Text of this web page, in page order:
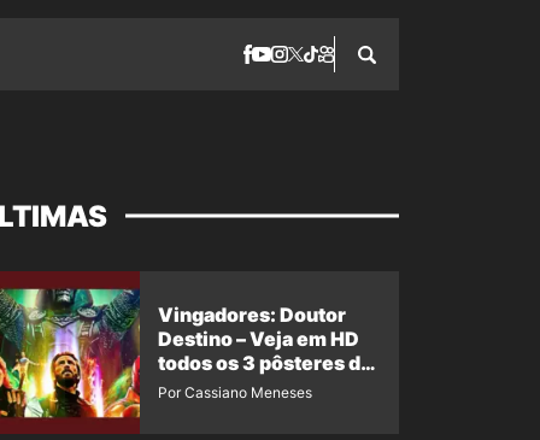
Vingadores: Doutor
Destino – Veja em HD
todos os 3 pôsteres de
‘Doomsday’ + 1 imagem
Por Cassiano Meneses